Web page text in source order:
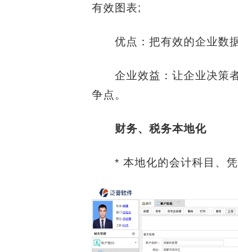
有效图表;
优点：把有效的企业数据
企业效益：让企业决策者
争点。
财务、税务本地化
* 本地化的会计科目、凭